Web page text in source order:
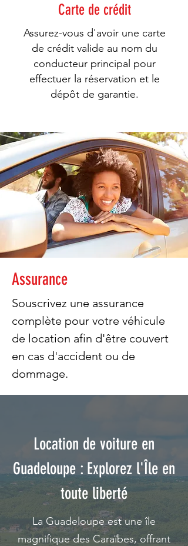
Carte de crédit
Assurez-vous d'avoir une carte
de crédit valide au nom du
conducteur principal pour
effectuer la réservation et le
dépôt de garantie.
Assurance
Souscrivez une assurance
complète pour votre véhicule
de location afin d'être couvert
en cas d'accident ou de
dommage.
Location de voiture en
Guadeloupe : Explorez l'Île en
toute liberté
La Guadeloupe est une île
magnifique des Caraïbes, offrant